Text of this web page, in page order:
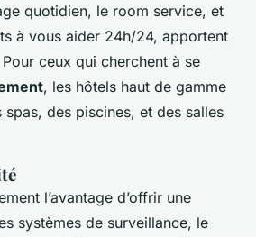
quotidien, le room service, et
à vous aider 24h/24, apportent
ceux qui cherchent à se
, les hôtels haut de gamme
des piscines, et des salles
l’avantage d’offrir une
systèmes de surveillance, le